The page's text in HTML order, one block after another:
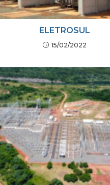
ELETROSUL
15/02/2022